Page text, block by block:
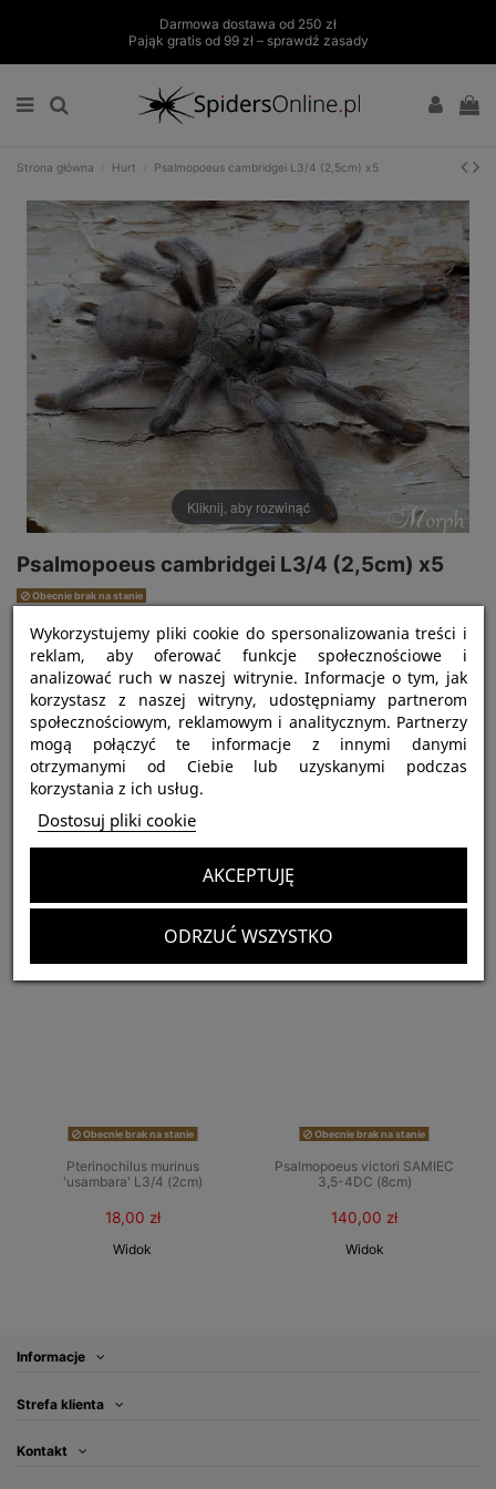
Darmowa dostawa od 250 zł
Pająk gratis od 99 zł – sprawdź zasady
Strona główna Hurt Psalmopoeus cambridgei L3/4 (2,5cm) x5
Kliknij, aby rozwinąć
Psalmopoeus cambridgei L3/4 (2,5cm) x5
Obecnie brak na stanie
75,00 zł
Brutto
Klienci, którzy zakupili ten produkt, kupili również:
Obecnie brak na stanie
Pterinochilus murinus
'usambara' L3/4 (2cm)
18,00 zł
Widok
Obecnie brak na stanie
Psalmopoeus victori SAMIEC
3,5-4DC (8cm)
140,00 zł
Widok
Informacje
Strefa klienta
Kontakt
Wykorzystujemy pliki cookie do spersonalizowania treści i
reklam, aby oferować funkcje społecznościowe i
analizować ruch w naszej witrynie. Informacje o tym, jak
korzystasz z naszej witryny, udostępniamy partnerom
społecznościowym, reklamowym i analitycznym. Partnerzy
mogą połączyć te informacje z innymi danymi
otrzymanymi od Ciebie lub uzyskanymi podczas
korzystania z ich usług.
Dostosuj pliki cookie
ODRZUĆ WSZYSTKO
AKCEPTUJĘ